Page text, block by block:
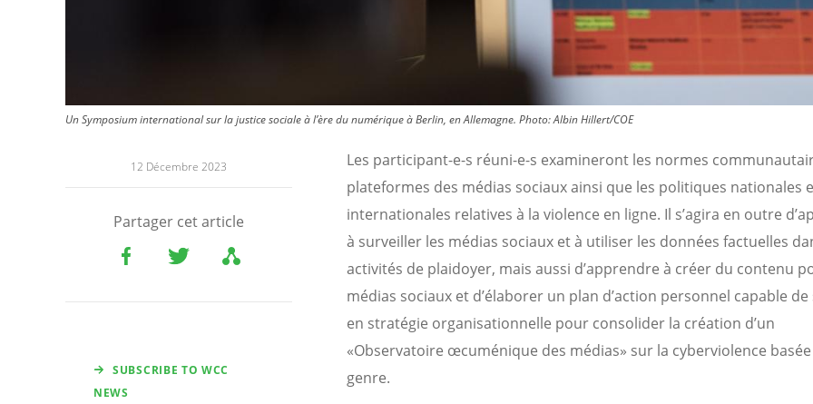
Un Symposium international sur la justice sociale à l’ère du numérique à Berlin, en Allemagne. Photo:Albin Hillert/COE
12 Décembre 2023
Partager cet article
SUBSCRIBE TO WCC
NEWS
Les participant-e-s réuni-e-s examineront les normes
plateformes des médias sociaux ainsi que les politiques nationales
internationales relatives à la violence en ligne. Il s’agira en outre
à surveiller les médias sociaux et à utiliser les données factuelles
activités de plaidoyer, mais aussi d’apprendre à créer du contenu
médias sociaux et d’élaborer un plan d’action personnel capable
en stratégie organisationnelle pour consolider la création d’un
«Observatoire œcuménique des médias» sur la cyberviolence
genre.